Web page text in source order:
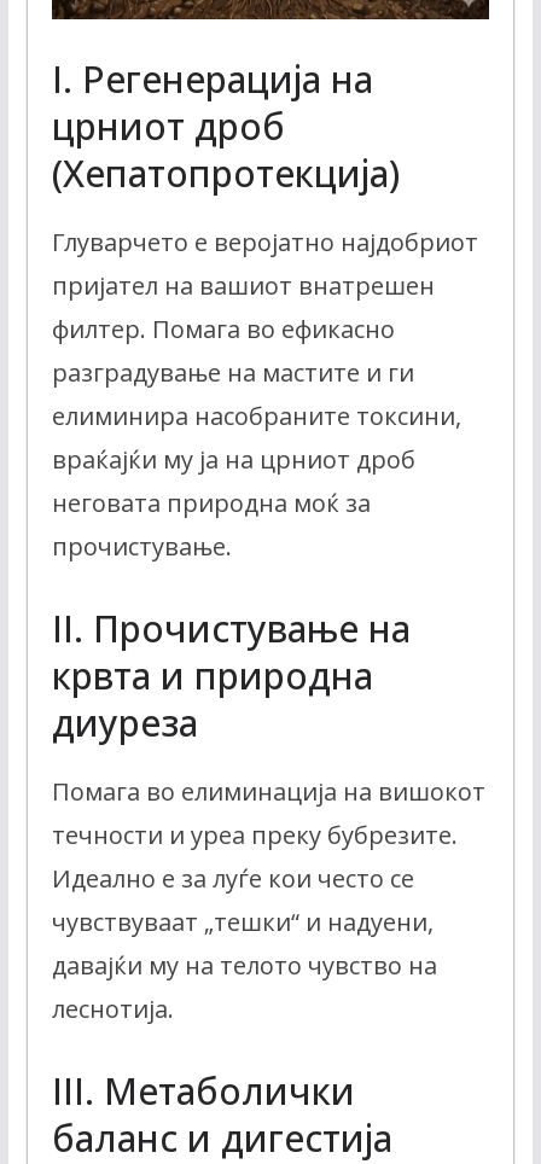
I. Регенерација на
црниот дроб
(Хепатопротекција)
Глуварчето е веројатно најдобриот
пријател на вашиот внатрешен
филтер. Помага во ефикасно
разградување на мастите и ги
елиминира насобраните токсини,
враќајќи му ја на црниот дроб
неговата природна моќ за
прочистување.
II. Прочистување на
крвта и природна
диуреза
Помага во елиминација на вишокот
течности и уреа преку бубрезите.
Идеално е за луѓе кои често се
чувствуваат „тешки“ и надуени,
давајќи му на телото чувство на
леснотија.
III. Метаболички
баланс и дигестија